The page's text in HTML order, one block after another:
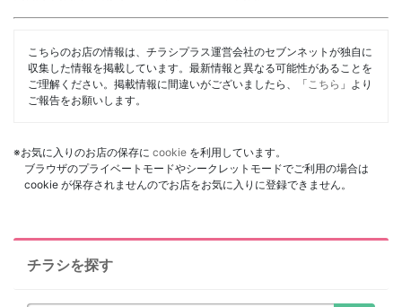
こちらのお店の情報は、チラシプラス運営会社のセブンネットが独自に
収集した情報を掲載しています。最新情報と異なる可能性があることを
ご理解ください。掲載情報に間違いがございましたら、「 こちら 」より
ご報告をお願いします。
※お気に入りのお店の保存に cookie を利用しています。
ブラウザのプライベートモードやシークレットモードでご利用の場合は
cookie が保存されませんのでお店をお気に入りに登録できません。
チラシを探す